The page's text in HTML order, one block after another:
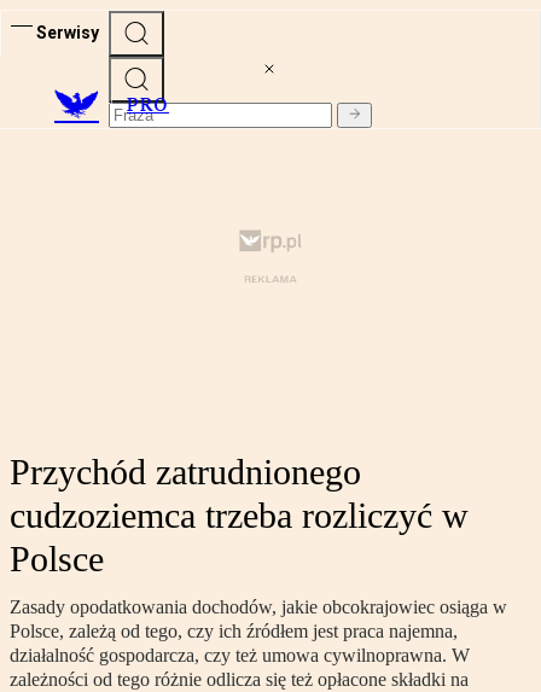
Serwisy
PRO
Przychód zatrudnionego
cudzoziemca trzeba rozliczyć w
Polsce
Zasady opodatkowania dochodów, jakie obcokrajowiec osiąga w
Polsce, zależą od tego, czy ich źródłem jest praca najemna,
działalność gospodarcza, czy też umowa cywilnoprawna. W
zależności od tego różnie odlicza się też opłacone składki na